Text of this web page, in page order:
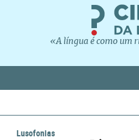
«A língua é como um
Lusofonias